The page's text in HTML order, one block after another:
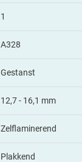
1
A328
Gestanst
12,7 - 16,1 mm
Zelflaminerend
Plakkend